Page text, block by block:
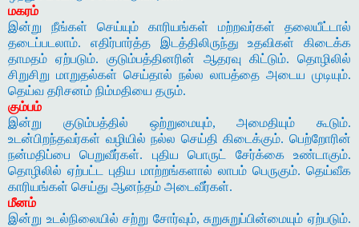
மகரம்
இன்று நீங்கள் செய்யும் காரியங்கள் மற்றவர்கள் தலையீட்டால்
தடைப்படலாம். எதிர்பார்த்த இடத்திலிருந்து உதவிகள் கிடைக்க
தாமதம் ஏற்படும். குடும்பத்தினரின் ஆதரவு கிட்டும். தொழிலில்
சிறுசிறு மாறுதல்கள் செய்தால் நல்ல லாபத்தை அடைய முடியும்.
தெய்வ தரிசனம் நிம்மதியை தரும்.
கும்பம்
இன்று குடும்பத்தில் ஒற்றுமையும், அமைதியும் கூடும்.
உடன்பிறந்தவர்கள் வழியில் நல்ல செய்தி கிடைக்கும். பெற்றோரின்
நன்மதிப்பை பெறுவீர்கள். புதிய பொருட் சேர்க்கை உண்டாகும்.
தொழிலில் ஏற்பட்ட புதிய மாற்றங்களால் லாபம் பெருகும். தெய்வீக
காரியங்கள் செய்து ஆனந்தம் அடைவீர்கள்.
மீனம்
இன்று உடல்நிலையில் சற்று சோர்வும், சுறுசுறுப்பின்மையும் ஏற்படும்.